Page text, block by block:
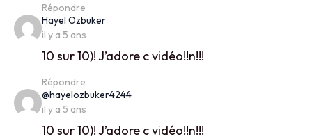
Répondre
Hayel Ozbukersays:
il y a 5 ans
10 sur 10)! J’adore c vidéo!!n!!!
Répondre
@hayelozbuker4244says:
il y a 5 ans
10 sur 10)! J’adore c vidéo!!n!!!